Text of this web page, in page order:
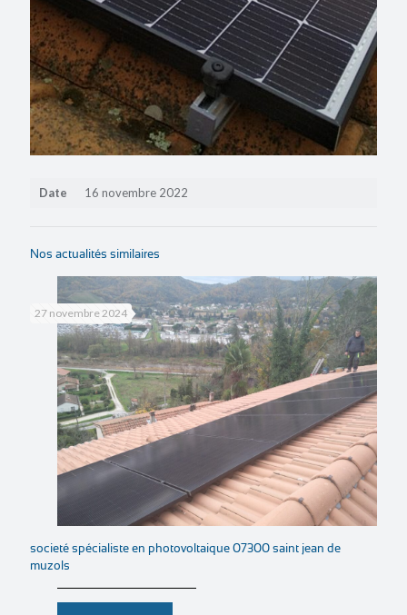
Date 16 novembre 2022
Nos actualités similaires
27 novembre 2024
societé spécialiste en photovoltaique 07300 saint jean de
muzols